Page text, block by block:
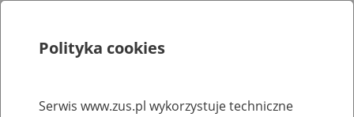
Polityka cookies
Serwis www.zus.pl wykorzystuje techniczne